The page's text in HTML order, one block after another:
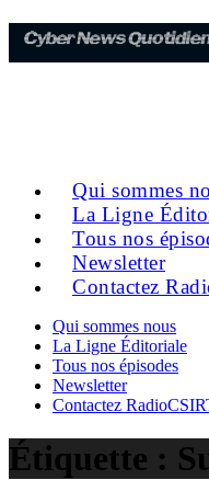
Qui sommes
La Ligne
Tous nos
Newsletter
Contactez
Qui sommes nous
La Ligne Éditoriale
Tous nos épisodes
Newsletter
Contactez
Étiquette :